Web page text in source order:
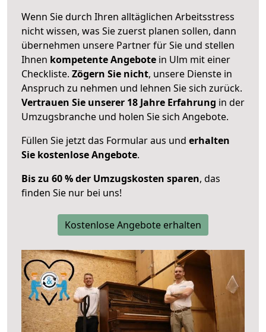
Wenn Sie durch Ihren alltäglichen Arbeitsstress
nicht wissen, was Sie zuerst planen sollen, dann
übernehmen unsere Partner für Sie und stellen
Ihnen kompetente Angebote in Ulm mit einer
Checkliste. Zögern Sie nicht, unsere Dienste in
Anspruch zu nehmen und lehnen Sie sich zurück.
Vertrauen Sie unserer 18 Jahre Erfahrung in der
Umzugsbranche und holen Sie sich Angebote.
Füllen Sie jetzt das Formular aus und erhalten
Sie kostenlose Angebote.
Bis zu 60 % der Umzugskosten sparen, das
finden Sie nur bei uns!
Kostenlose Angebote erhalten